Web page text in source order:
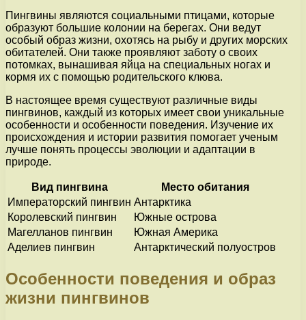
Пингвины являются социальными птицами, которые
образуют большие колонии на берегах. Они ведут
особый образ жизни, охотясь на рыбу и других морских
обитателей. Они также проявляют заботу о своих
потомках, вынашивая яйца на специальных ногах и
кормя их с помощью родительского клюва.
В настоящее время существуют различные виды
пингвинов, каждый из которых имеет свои уникальные
особенности и особенности поведения. Изучение их
происхождения и истории развития помогает ученым
лучше понять процессы эволюции и адаптации в
природе.
Вид пингвина
Место обитания
Императорский пингвин Антарктика
Королевский пингвин
Южные острова
Магелланов пингвин
Южная Америка
Аделиев пингвин
Антарктический полуостров
Особенности поведения и образ
жизни пингвинов